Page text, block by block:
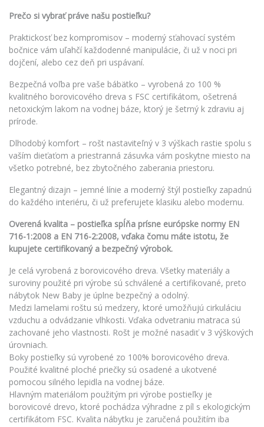
Prečo si vybrať práve našu postieľku?
Praktickosť bez kompromisov – moderný sťahovací systém
bočnice vám uľahčí každodenné manipulácie, či už v noci pri
dojčení, alebo cez deň pri uspávaní.
Bezpečná voľba pre vaše bábätko – vyrobená zo 100 %
kvalitného borovicového dreva s FSC certifikátom, ošetrená
netoxickým lakom na vodnej báze, ktorý je šetrný k zdraviu aj
prírode.
Dlhodobý komfort – rošt nastaviteľný v 3 výškach rastie spolu s
vaším dieťaťom a priestranná zásuvka vám poskytne miesto na
všetko potrebné, bez zbytočného zaberania priestoru.
Elegantný dizajn – jemné línie a moderný štýl postieľky zapadnú
do každého interiéru, či už preferujete klasiku alebo modernu.
Overená kvalita – postieľka spĺňa prísne európske normy EN
716-1:2008 a EN 716-2:2008, vďaka čomu máte istotu, že
kupujete certifikovaný a bezpečný výrobok.
Je celá vyrobená z borovicového dreva. Všetky materiály a
suroviny použité pri výrobe sú schválené a certifikované, preto
nábytok New Baby je úplne bezpečný a odolný.
Medzi lamelami roštu sú medzery, ktoré umožňujú cirkuláciu
vzduchu a odvádzanie vlhkosti. Vďaka odvetraniu matraca sú
zachované jeho vlastnosti. Rošt je možné nasadiť v 3 výškových
úrovniach.
Boky postieľky sú vyrobené zo 100% borovicového dreva.
Použité kvalitné ploché priečky sú osadené a ukotvené
pomocou silného lepidla na vodnej báze.
Hlavným materiálom použitým pri výrobe postieľky je
borovicové drevo, ktoré pochádza výhradne z píl s ekologickým
certifikátom FSC. Kvalita nábytku je zaručená použitím iba